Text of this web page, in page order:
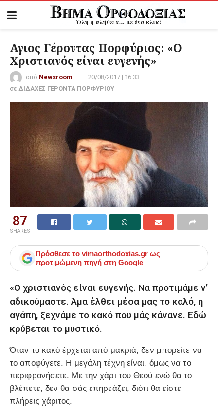
Αγιος Γέροντας Πορφύριος: «Ο
Χριστιανός είναι ευγενής»
από Newsroom
20/08/2017 | 16:33
σε ΔΙΔΑΧΕΣ ΓΕΡΟΝΤΑ ΠΟΡΦΥΡΙΟΥ
87
SHARES
Πρόσθεσε το vimaorthodoxias.gr ως
προτιμώμενη πηγή στη Google
«Ο χριστιανός είναι ευγενής. Να προτιμάμε ν’
αδικούμαστε. Άμα έλθει μέσα μας το καλό, η
αγάπη, ξεχνάμε το κακό που μάς κάνανε. Εδώ
κρύβεται το μυστικό.
Όταν το κακό έρχεται από μακριά, δεν μπορείτε να
το αποφύγετε. Η μεγάλη τέχνη είναι, όμως να το
περιφρονήσετε. Με την χάρι του Θεού ενώ θα το
βλέπετε, δεν θα σάς επηρεάζει, διότι θα είστε
πλήρεις χάριτος.